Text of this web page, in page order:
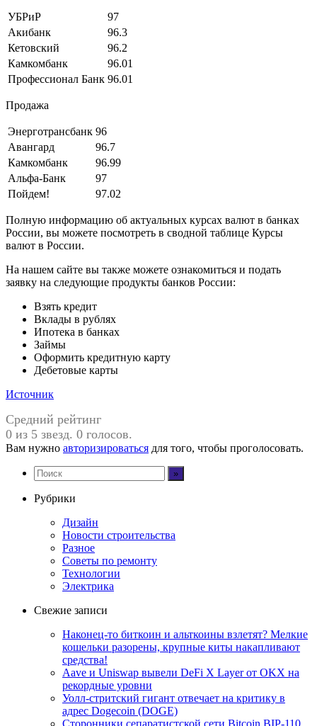
УБРиР
97
Акибанк
96.3
Кетовский
96.2
Камкомбанк
96.01
Профессионал Банк 96.01
Продажа
Энерготрансбанк 96
Авангард
96.7
Камкомбанк
96.99
Альфа-Банк
97
Пойдем!
97.02
Полную информацию об актуальных курсах валют в банках
России, вы можете посмотреть в сводной таблице Курсы
валют в России.
На нашем сайте вы также можете ознакомиться и подать
заявку на следующие продукты банков России:
Взять кредит
Вклады в рублях
Ипотека в банках
Займы
Оформить кредитную карту
Дебетовые карты
Источник
Средний рейтинг
0 из 5 звезд. 0 голосов.
Вам нужно авторизироваться для того, чтобы проголосовать.
Рубрики
Дизайн
Новости строительства
Разное
Советы по ремонту
Технологии
Электрика
Свежие записи
Наконец-то биткоин и альткоины взлетят? Мелкие
кошельки разорены, крупные киты накапливают
средства!
Aave и Uniswap вывели DeFi X Layer от OKX на
рекордные уровни
Уолл-стритский гигант отвечает на критику в
адрес Dogecoin (DOGE)
Сторонники сепаратистской сети Bitcoin BIP-110